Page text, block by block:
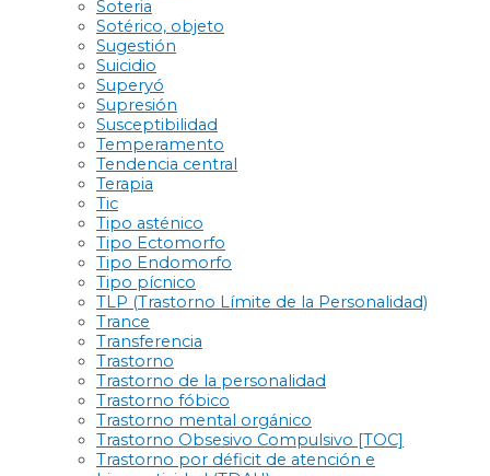
Soteria
Sotérico, objeto
Sugestión
Suicidio
Superyó
Supresión
Susceptibilidad
Temperamento
Tendencia central
Terapia
Tic
Tipo asténico
Tipo Ectomorfo
Tipo Endomorfo
Tipo pícnico
TLP (Trastorno Límite de la Personalidad)
Trance
Transferencia
Trastorno
Trastorno de la personalidad
Trastorno fóbico
Trastorno mental orgánico
Trastorno Obsesivo Compulsivo [TOC]
Trastorno por déficit de atención e